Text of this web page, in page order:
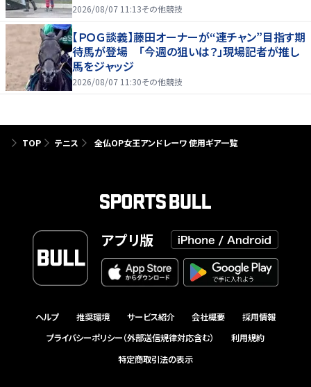
2026/08/07 11:13その他競技
【ＰＯＧ談義】藤田オーナーが“連チャン”目指す期
待馬が登場 「今週の狙いは？」現場記者が推し
馬をジャッジ
2026/08/07 11:30その他競技
TOP テニス 全仏OP女王アンドレーワ 使用ギア一覧
アプリ版
ヘルプ 推奨環境 サービス紹介 会社概要
採用情報
プライバシーポリシー（外部送信規律対応含む）
利用規約
特定商取引法の表示